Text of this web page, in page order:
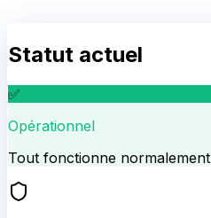
Statut actuel
✅
Opérationnel
Tout fonctionne normalement